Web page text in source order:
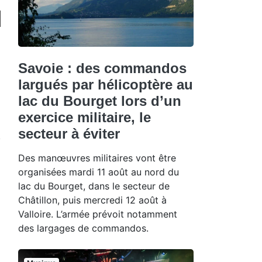
Savoie : des commandos
largués par hélicoptère au
lac du Bourget lors d’un
exercice militaire, le
secteur à éviter
Des manœuvres militaires vont être
organisées mardi 11 août au nord du
lac du Bourget, dans le secteur de
Châtillon, puis mercredi 12 août à
Valloire. L’armée prévoit notamment
des largages de commandos.